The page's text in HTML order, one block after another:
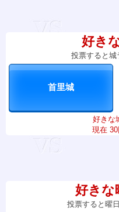
好き
投票すると城
好きな
現在 30
好きな
投票すると曜